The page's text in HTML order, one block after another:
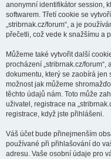
anonymní identifikátor session,
softwarem. Třetí cookie se
„stribrnak.cz/forum“, a je
přečetli, což vede k snažšímu a
Můžeme také vytvořit další
procházení „stribrnak.cz/
dokumentu, který se zaobírá jen
možnost jak můžeme
těchto údajů nám. Toto může
uživatel, registrace na
registrace, když jste přihlášeni.
Váš účet bude přinejmenším
používané při přihlašování do
adresu. Vaše osobní údaje pro